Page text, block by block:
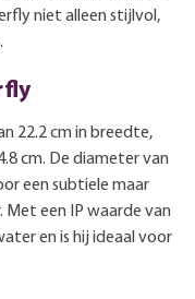
niet alleen stijlvol,
22.2 cm in breedte,
cm. De diameter van
een subtiele maar
Met een IP waarde van
en is hij ideaal voor